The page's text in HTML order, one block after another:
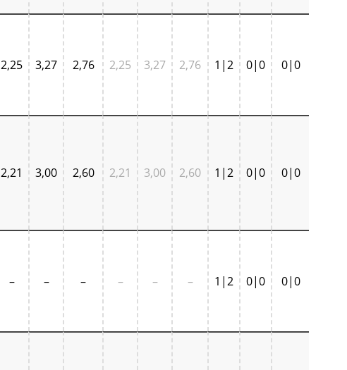
2,25 3,27 2,76 2,25 3,27 2,76 1|2 0|0 0|0
2,21 3,00 2,60 2,21 3,00 2,60 1|2 0|0 0|0
– – – – – – 1|2 0|0 0|0